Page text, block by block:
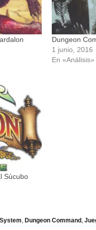
Dungeon
1 junio, 2016
En «Análisis»
Súcubo
, Dungeon Command ,